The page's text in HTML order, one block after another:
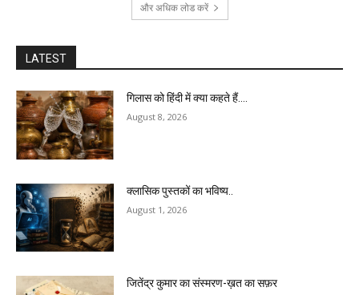
और अधिक लोड करें
LATEST
गिलास को हिंदी में क्या कहते हैं….
August 8, 2026
क्लासिक पुस्तकों का भविष्य..
August 1, 2026
जितेंद्र कुमार का संस्मरण-ख़त का सफ़र